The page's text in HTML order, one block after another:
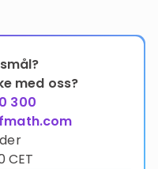
med oss?
300
CET